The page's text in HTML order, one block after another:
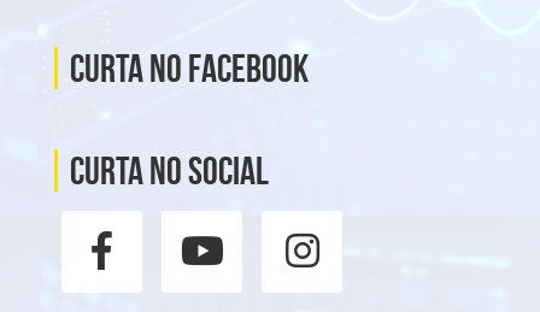
Curta no Facebook
Curta no social